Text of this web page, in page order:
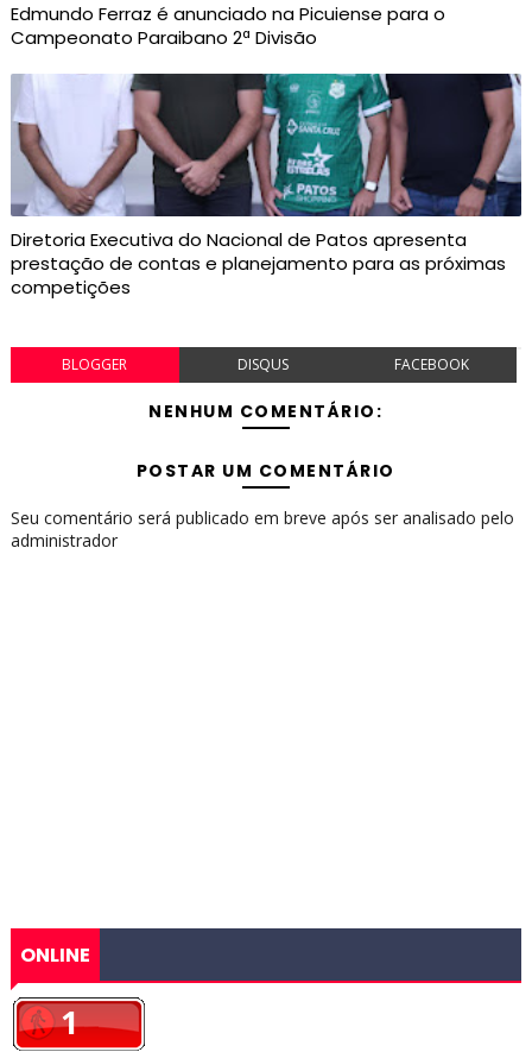
Edmundo Ferraz é anunciado na Picuiense para o
Campeonato Paraibano 2ª Divisão
Diretoria Executiva do Nacional de Patos apresenta
prestação de contas e planejamento para as próximas
competições
BLOGGER DISQUS FACEBOOK
NENHUM COMENTÁRIO:
POSTAR UM COMENTÁRIO
Seu comentário será publicado em breve após ser analisado pelo
administrador
ONLINE